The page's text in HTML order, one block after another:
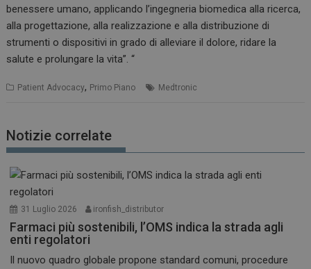
benessere umano, applicando l’ingegneria biomedica alla ricerca,
alla progettazione, alla realizzazione e alla distribuzione di
strumenti o dispositivi in grado di alleviare il dolore, ridare la
salute e prolungare la vita”. “
Patient Advocacy, Primo Piano Medtronic
Notizie correlate
31 Luglio 2026 ironfish_distributor
Farmaci più sostenibili, l’OMS indica la strada agli
enti regolatori
Il nuovo quadro globale propone standard comuni, procedure